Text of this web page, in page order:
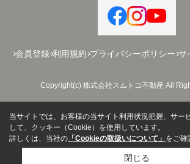
会員登録 利用規約 プライバシーポリシー サ
Copyright(c) 株式会社スムトコ不動産 All
当サイトでは、お客様の当サイト利用状況把握、サー
して、クッキー（Cookie）を使用しています。
詳しくは、当社の 「Cookieの取扱いについて」 をご確
閉じる